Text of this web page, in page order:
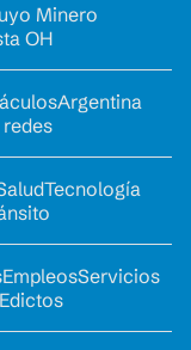
Minero
OH
Argentina
Tecnología
EmpleosServicios
Edictos